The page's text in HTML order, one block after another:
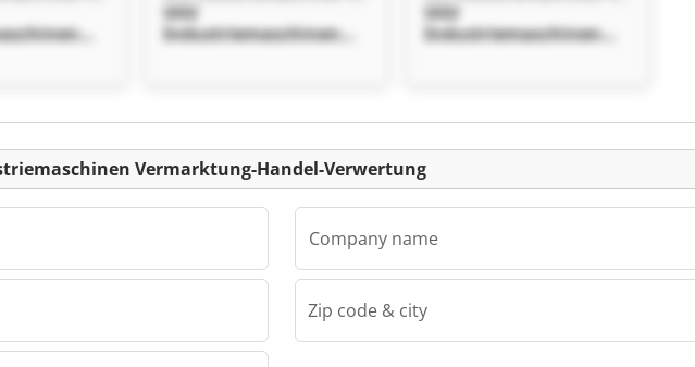
Handel-
VHV
Industriemaschinen
Vermarktung-Handel-
VHV
Industriemaschinen
Vermarktung-Handel-
Listing
Vermarktung-Handel-Verwertung
Company name
Zip code & city